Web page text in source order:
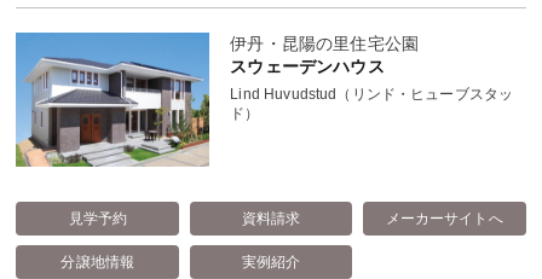
伊丹・昆陽の里住宅公園
スウェーデンハウス
Lind Huvudstud（リンド・ヒューブスタッ
ド）
見学予約 資料請求 メーカーサイトへ
分譲地情報 実例紹介